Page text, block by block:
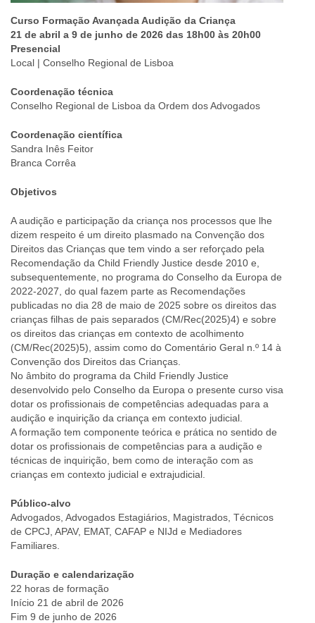
Curso Formação Avançada Audição da Criança
21 de abril a 9 de junho de 2026 das 18h00 às 20h00
Presencial
Local | Conselho Regional de Lisboa
Coordenação técnica
Conselho Regional de Lisboa da Ordem dos Advogados
Coordenação científica
Sandra Inês Feitor
Branca Corrêa
Objetivos
A audição e participação da criança nos processos que lhe
dizem respeito é um direito plasmado na Convenção dos
Direitos das Crianças que tem vindo a ser reforçado pela
Recomendação da Child Friendly Justice desde 2010 e,
subsequentemente, no programa do Conselho da Europa de
2022-2027, do qual fazem parte as Recomendações
publicadas no dia 28 de maio de 2025 sobre os direitos das
crianças filhas de pais separados (CM/Rec(2025)4) e sobre
os direitos das crianças em contexto de acolhimento
(CM/Rec(2025)5), assim como do Comentário Geral n.º 14 à
Convenção dos Direitos das Crianças.
No âmbito do programa da Child Friendly Justice
desenvolvido pelo Conselho da Europa o presente curso visa
dotar os profissionais de competências adequadas para a
audição e inquirição da criança em contexto judicial.
A formação tem componente teórica e prática no sentido de
dotar os profissionais de competências para a audição e
técnicas de inquirição, bem como de interação com as
crianças em contexto judicial e extrajudicial.
Público-alvo
Advogados, Advogados Estagiários, Magistrados, Técnicos
de CPCJ, APAV, EMAT, CAFAP e NIJd e Mediadores
Familiares.
Duração e calendarização
22 horas de formação
Início 21 de abril de 2026
Fim 9 de junho de 2026